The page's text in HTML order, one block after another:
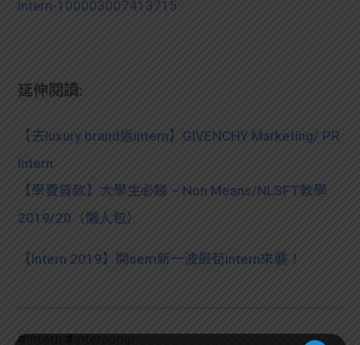
intern-100003007413715
延伸閱讀:
【去luxury brand返intern】GIVENCHY Marketing/ PR
Intern
【學費貸款】大學生必睇 – Non Means/NLSFT教學
2019/20（懶人包）
【Intern 2019】開sem新一波最荀intern來襲！
#Intern#internship